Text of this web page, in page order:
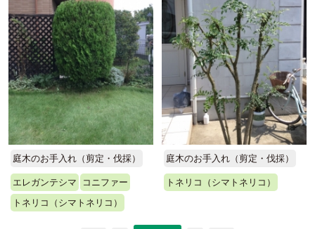
庭木のお手入れ（剪定・伐採）
エレガンテシマ
コニファー
トネリコ（シマトネリコ）
庭木のお手入れ（剪定・伐採）
トネリコ（シマトネリコ）